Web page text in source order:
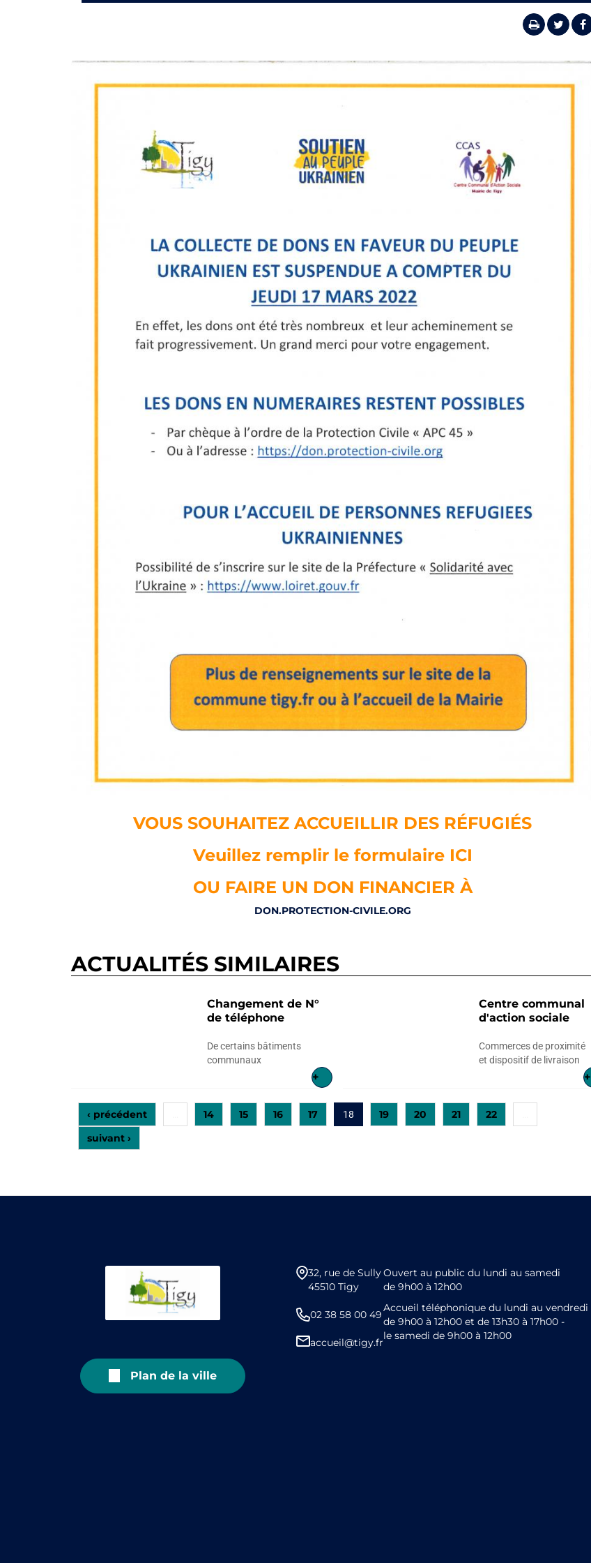
VOUS SOUHAITEZ ACCUEILLIR DES RÉFUGIÉS
Veuillez remplir le formulaire ICI
OU FAIRE UN DON FINANCIER À
DON.PROTECTION-CIVILE.ORG
ACTUALITÉS SIMILAIRES
Changement de N°
de téléphone
De certains bâtiments
communaux
+
Centre communal
d'action sociale
Commerces de proximité
et dispositif de livraison
+
‹ précédent 14 15 16 17 18 19 20 21 22
suivant ›
Plan de la ville
32, rue de Sully
45510 Tigy
02 38 58 00 49
accueil@tigy.fr
Ouvert au public du lundi au samedi
de 9h00 à 12h00
Accueil téléphonique du lundi au vendredi
de 9h00 à 12h00 et de 13h30 à 17h00 -
le samedi de 9h00 à 12h00